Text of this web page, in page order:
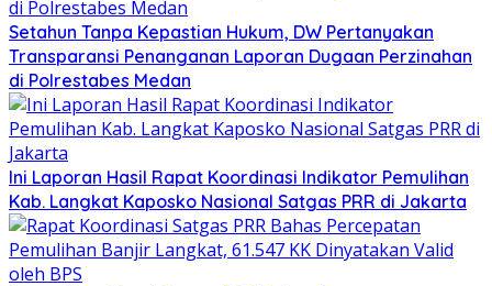
Setahun Tanpa Kepastian Hukum, DW Pertanyakan
Transparansi Penanganan Laporan Dugaan Perzinahan
di Polrestabes Medan
Ini Laporan Hasil Rapat Koordinasi Indikator Pemulihan
Kab. Langkat Kaposko Nasional Satgas PRR di Jakarta